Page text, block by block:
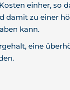
einher, so
zu einer
kann.
eine